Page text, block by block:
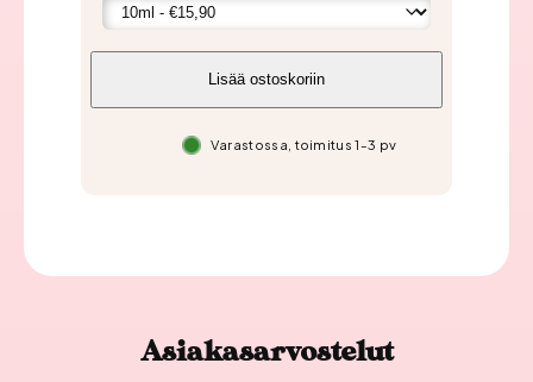
Lisää ostoskoriin
Varastossa, toimitus 1-3 pv
Asiakasarvostelut